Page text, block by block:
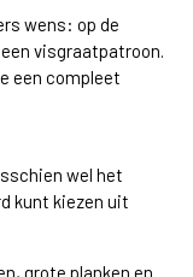
wens: op de
visgraatpatroon.
een compleet
wel het
kunt kiezen uit
grote planken en